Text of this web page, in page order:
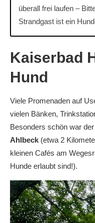
überall frei laufen –
Strandgast ist ein
Kaiserbad
Hund
Viele Promenaden auf
vielen Bänken,
Besonders schön war
Ahlbeck (etwa 2
kleinen Cafés am
Hunde erlaubt sind!).